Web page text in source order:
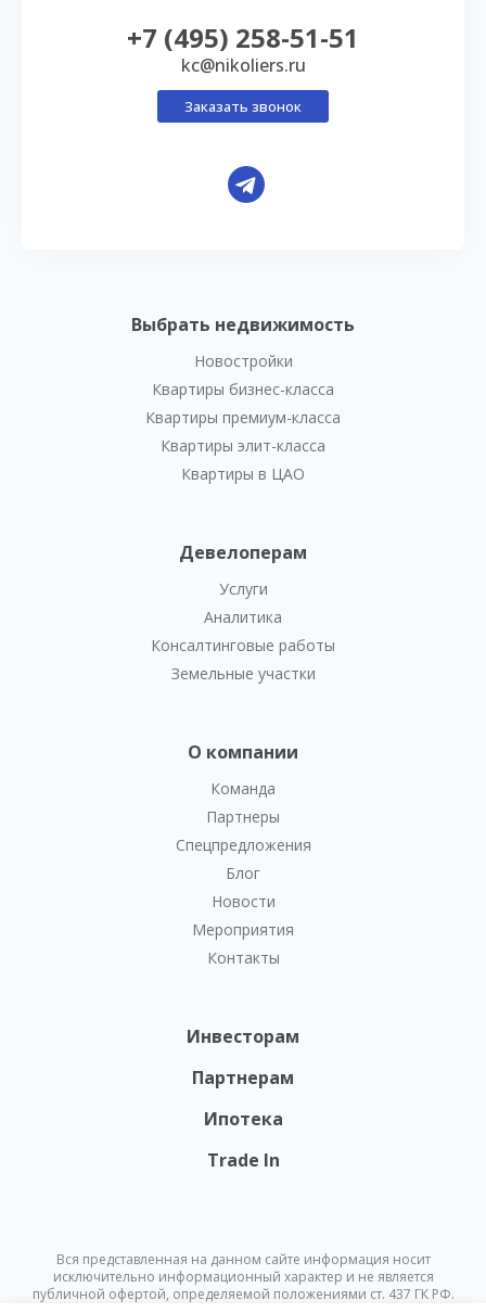
Выбрать недвижимость
Новостройки
Квартиры бизнес-класса
Квартиры премиум-класса
Квартиры элит-класса
Квартиры в ЦАО
Девелоперам
Услуги
Аналитика
Консалтинговые работы
Земельные участки
О компании
Команда
Партнеры
Спецпредложения
Блог
Новости
Мероприятия
Контакты
Инвесторам
Партнерам
Ипотека
Trade In
+7 (495) 258-51-51
kc@nikoliers.ru
Заказать звонок
Вся представленная на данном сайте информация носит
исключительно информационный характер и не является
публичной офертой, определяемой положениями ст. 437 ГК РФ.